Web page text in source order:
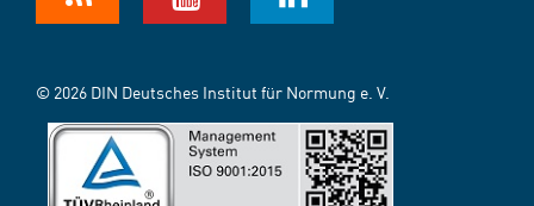
© 2026 DIN Deutsches Institut für Normung e. V.